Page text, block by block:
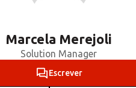
Marcela Merejoli
Solution Manager
Escrever